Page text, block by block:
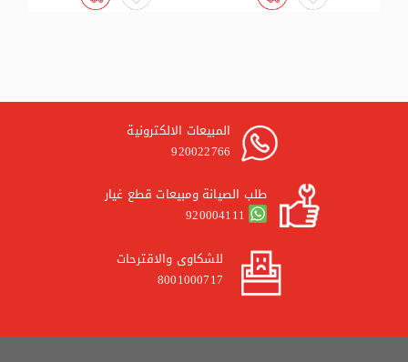
المبيعات الالكترونية
920022766
طلب الصيانة ومبيعات قطع غيار
920004111
للشكاوى والاقترحات
8001000717